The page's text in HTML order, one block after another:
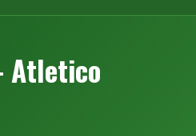
Atletico